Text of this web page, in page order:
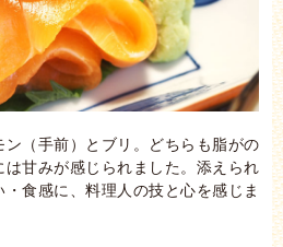
（手前）とブリ。どちらも脂がの
は甘みが感じられました。添えられ
食感に、料理人の技と心を感じま